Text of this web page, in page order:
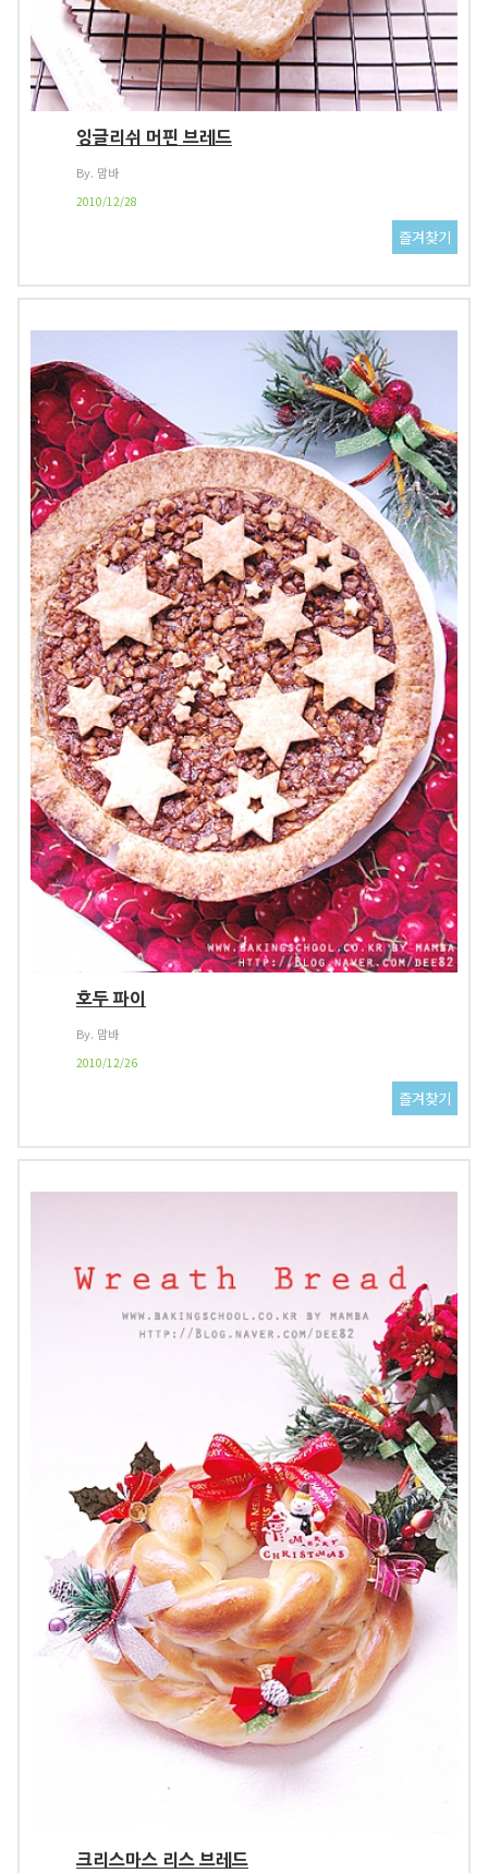
잉글리쉬 머핀 브레드
By. 맘바
2010/12/28
호두 파이
By. 맘바
2010/12/26
크리스마스 리스 브레드